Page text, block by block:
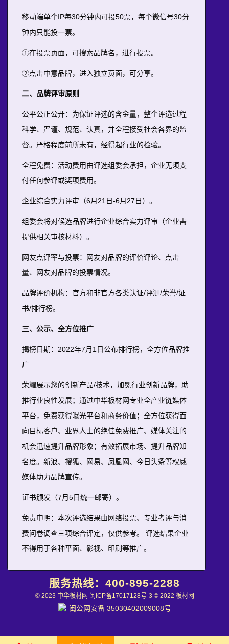
移动端单个IP每30分钟内可投50票，每个微信号30分
钟内只能投一票。
①在投票页面，可搜索品牌名，进行投票。
②点击中意品牌，进入独立页面，可分享。
二、品牌评审原则
公平公正公开：为保证评选的含金量，整个评选过程
科学、严谨、规范、认真，并全程接受社会各界的监
督。严格程度前所未有，经得起行业的检验。
全程免费：活动费用由评选组委会承担，企业无须支
付任何参评或奖项费用。
企业综合实力评审（6月21日-6月27日）。
组委会将对候选品牌进行企业综合实力评审（企业需
提供相关审核材料）。
网友点评率与投票：网友对品牌的评价评论、点击
量、网友对品牌的投票情况。
品牌评价机构：官方和非官方各类认证/评测/荣誉/证
书/排行榜。
三、公示、全方位推广
揭榜日期：2022年7月1日公布排行榜，全方位品牌推
广
荣耀展示您的创新产品/技术，加冕行业创新品牌，助
推行业良性发展；通过中华板材网专业全产业链媒体
平台，免费获得曝光平台和商务价值；全方位获得面
向目标客户、业界人士的绝佳免费推广、媒体关注的
机会迅速提升品牌形象；有效拓展市场、提升品牌知
名度。新浪、搜狐、网易、凤凰网、今日头条等权威
媒体助力品牌宣传。
证书颁发（7月5日统一邮寄）。
免责申明：本次评选结果由网络投票、专业考评与消
费问卷调查三项综合评定，仅供参考。 评选结果企业
不得用于各种平面、影视、印刷等推广。
服务热线： 400-895-2288
© 2023 中华板材网 闽ICP备17017128号-3 © 2022 板材网
闽公网安备 35030402009008号